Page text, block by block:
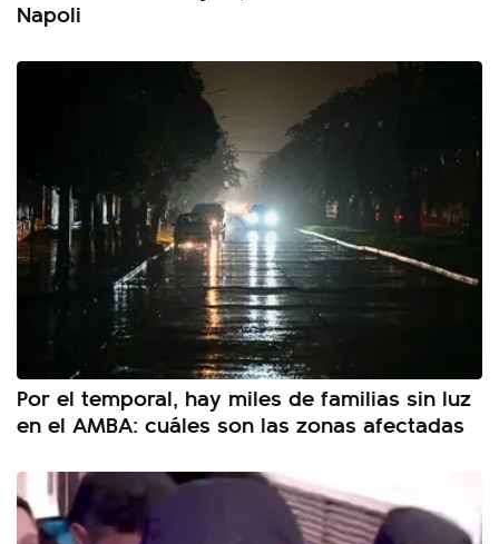
Napoli
Por el temporal, hay miles de familias sin luz
en el AMBA: cuáles son las zonas afectadas